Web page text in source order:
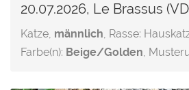
20.07.2026, Le Brassus
Katze, männlich, Rasse:
Farbe(n): Beige/Golden,